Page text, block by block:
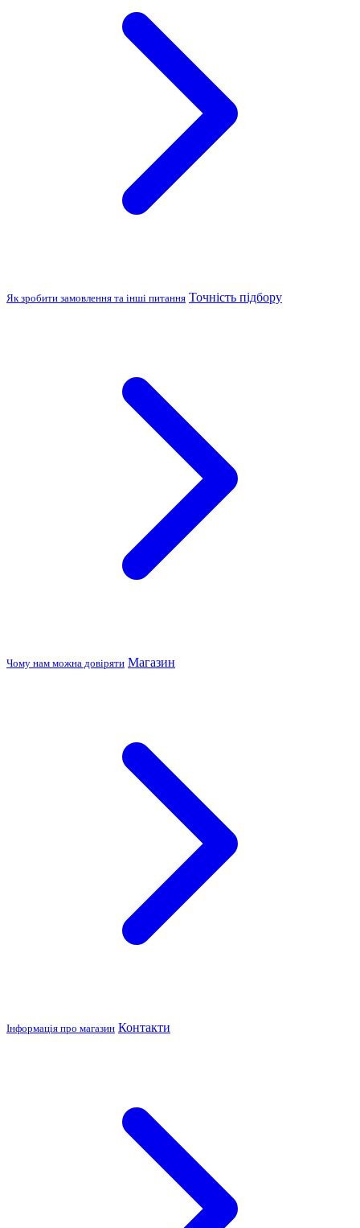
Як зробити замовлення та інші питання Точність підбору
Чому нам можна довіряти Магазин
Інформація про магазин Контакти